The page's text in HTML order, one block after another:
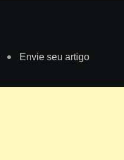
Envie seu artigo